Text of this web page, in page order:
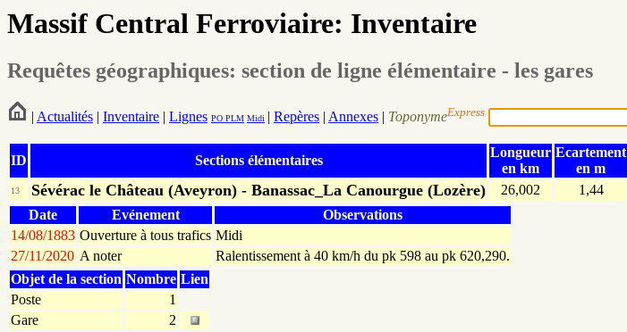
Massif Central Ferroviaire: Inventaire
Requêtes géographiques: section de ligne élémentaire - les gares
| Actualités | Inventaire | Lignes PO PLM Midi | Repères | Annexes | ToponymeExpress
ID Sections élémentaires
Longueur
en km
Ecartement
en m
13 Sévérac le Château (Aveyron) - Banassac_La Canourgue (Lozère) 26,002 1,44
Date
Evénement
Observations
14/08/1883 Ouverture à tous trafics Midi
27/11/2020 A noter
Ralentissement à 40 km/h du pk 598 au pk 620,290.
Objet de la section Nombre Lien
Poste
1
Gare
2